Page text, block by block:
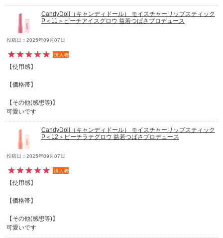
CandyDoll（キャンディドール） モイスチャーリップスティック
P＜11＞ピーチアイスグロウ 益若つばさプロデュース
投稿日：2025年09月07日
購入者
【使用感】
【価格帯】
【その他(感想等)】
可愛いです
CandyDoll（キャンディドール） モイスチャーリップスティック
P＜12＞ピーチラテグロウ 益若つばさプロデュース
投稿日：2025年09月07日
購入者
【使用感】
【価格帯】
【その他(感想等)】
可愛いです